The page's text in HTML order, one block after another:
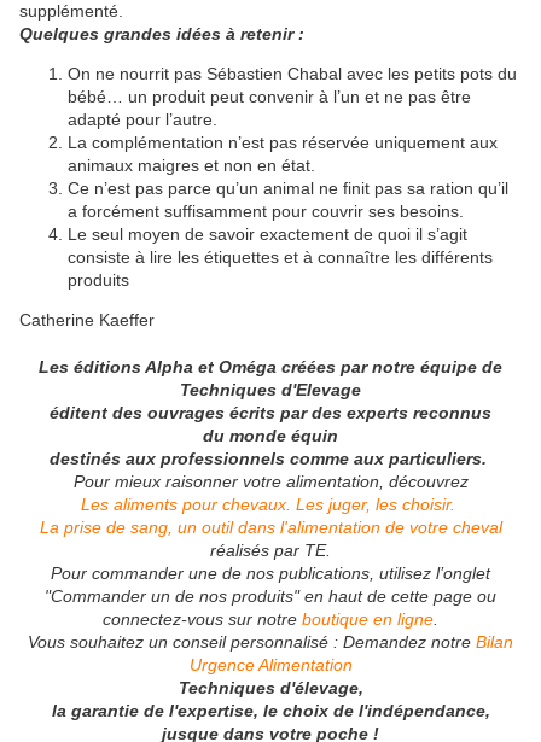
supplémenté.
Quelques grandes idées à retenir :
On ne nourrit pas Sébastien Chabal avec les petits pots du
bébé… un produit peut convenir à l’un et ne pas être
adapté pour l’autre.
La complémentation n’est pas réservée uniquement aux
animaux maigres et non en état.
Ce n’est pas parce qu’un animal ne finit pas sa ration qu’il
a forcément suffisamment pour couvrir ses besoins.
Le seul moyen de savoir exactement de quoi il s’agit
consiste à lire les étiquettes et à connaître les différents
produits
Catherine Kaeffer
Les éditions Alpha et Oméga créées par notre équipe de
Techniques d'Elevage
éditent des ouvrages écrits par des experts reconnus
du monde équin
destinés aux professionnels comme aux particuliers.
Pour mieux raisonner votre alimentation, découvrez
Les aliments pour chevaux. Les juger, les choisir.
La prise de sang, un outil dans l'alimentation de votre cheval
réalisés par TE.
Pour commander une de nos publications, utilisez l’onglet
"Commander un de nos produits" en haut de cette page ou
connectez-vous sur notre boutique en ligne
Vous souhaitez un conseil personnalisé : Demandez notre Bilan
Urgence Alimentation
Techniques d'élevage,
la garantie de l'expertise, le choix de l'indépendance,
jusque dans votre poche !